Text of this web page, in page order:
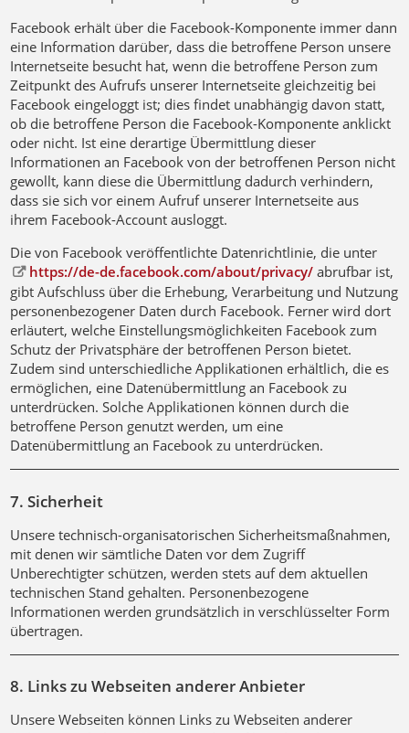
Facebook erhält über die Facebook-Komponente immer dann
eine Information darüber, dass die betroffene Person unsere
Internetseite besucht hat, wenn die betroffene Person zum
Zeitpunkt des Aufrufs unserer Internetseite gleichzeitig bei
Facebook eingeloggt ist; dies findet unabhängig davon statt,
ob die betroffene Person die Facebook-Komponente anklickt
oder nicht. Ist eine derartige Übermittlung dieser
Informationen an Facebook von der betroffenen Person nicht
gewollt, kann diese die Übermittlung dadurch verhindern,
dass sie sich vor einem Aufruf unserer Internetseite aus
ihrem Facebook-Account ausloggt.
Die von Facebook veröffentlichte Datenrichtlinie, die unter
https://de-de.facebook.com/about/privacy/abrufbar ist,
gibt Aufschluss über die Erhebung, Verarbeitung und Nutzung
personenbezogener Daten durch Facebook. Ferner wird dort
erläutert, welche Einstellungsmöglichkeiten Facebook zum
Schutz der Privatsphäre der betroffenen Person bietet.
Zudem sind unterschiedliche Applikationen erhältlich, die es
ermöglichen, eine Datenübermittlung an Facebook zu
unterdrücken. Solche Applikationen können durch die
betroffene Person genutzt werden, um eine
Datenübermittlung an Facebook zu unterdrücken.
7. Sicherheit
Unsere technisch-organisatorischen Sicherheitsmaßnahmen,
mit denen wir sämtliche Daten vor dem Zugriff
Unberechtigter schützen, werden stets auf dem aktuellen
technischen Stand gehalten. Personenbezogene
Informationen werden grundsätzlich in verschlüsselter Form
übertragen.
8. Links zu Webseiten anderer Anbieter
Unsere Webseiten können Links zu Webseiten anderer